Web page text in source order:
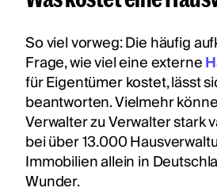
So viel vorweg: Die häufig
Frage, wie viel eine externe
für Eigentümer kostet, lässt
beantworten. Vielmehr
Verwalter zu Verwalter stark
bei über 13.000
Immobilien allein in
Wunder.